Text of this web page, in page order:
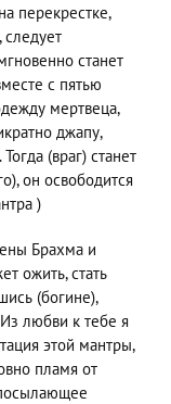
перекрестке,
следует
станет
с пятью
мертвеца,
джапу,
(враг) станет
он освободится
)
Брахма и
ожить, стать
(богине),
любви к тебе я
этой мантры,
пламя от